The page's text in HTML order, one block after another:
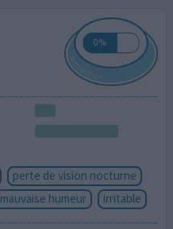
perte de vision nocturne
mauvaise humeur irritable